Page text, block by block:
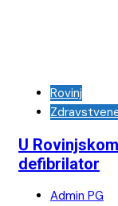
Rovinj
U
defibrilator
Admin PG